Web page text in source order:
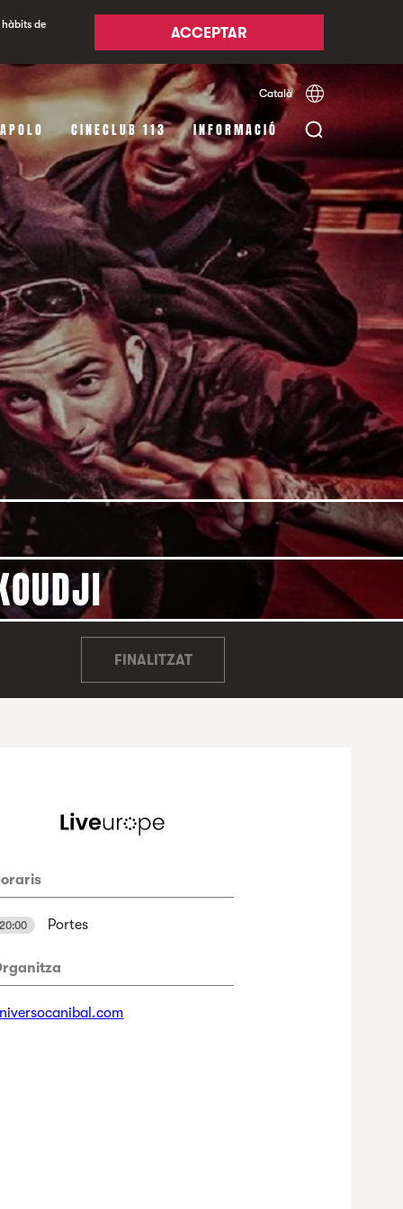
de
ACCEPTAR
Català Español
CINECLUB 113 INFORMACIÓ
FINALITZAT
20:00 Portes